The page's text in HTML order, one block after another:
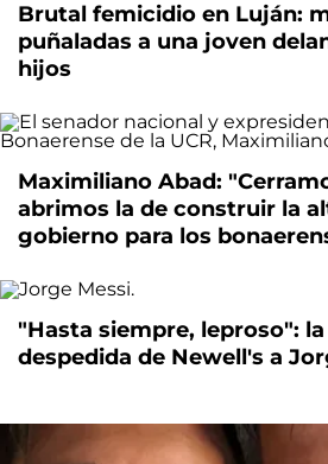
Brutal femicidio en Luján:
puñaladas a una joven
hijos
Maximiliano Abad:
abrimos la de construir la
gobierno para los
"Hasta siempre, leproso":
despedida de Newell's a